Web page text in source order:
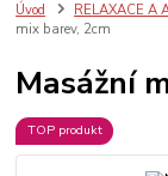
Úvod RELAXACE A
mix barev, 2cm
Masážní
TOP produkt